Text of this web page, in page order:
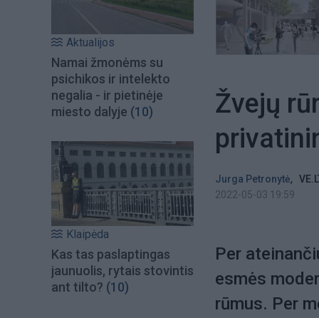
Aktualijos
Namai žmonėms su
psichikos ir intelekto
negalia - ir pietinėje
miesto dalyje (10)
Klaipėda
Kas tas paslaptingas
jaunuolis, rytais stovintis
ant tilto? (10)
Žvejų
Jurga Petronytė,
2022-05-03 19:59
Per
esmės
rūmus. Per